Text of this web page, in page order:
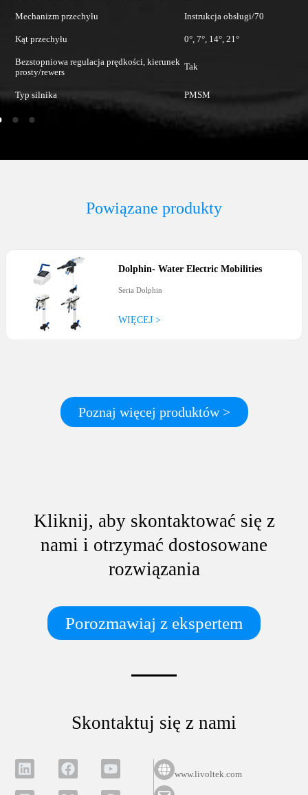
Mechanizm przechyłu Instrukcja obsługi/70
Kąt przechyłu 0°, 7°, 14°, 21°
Bezstopniowa regulacja prędkości, kierunek
prosty/rewers
Tak
Typ silnika PMSM
Powiązane produkty
Dolphin-Water Electric Mobilities
Seria Dolphin
WIĘCEJ >
Poznaj więcej produktów >
Kliknij, aby skontaktować się z
nami i otrzymać dostosowane
rozwiązania
Porozmawiaj z ekspertem
Skontaktuj się z nami
www.livoltek.com